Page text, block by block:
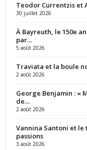
Teodor Currentzis et
30 juillet 2026
À Bayreuth, le 150e
par…
5 août 2026
Traviata et la boule
2 août 2026
George Benjamin : «
de…
2 août 2026
Vannina Santoni et le
passions
3 août 2026